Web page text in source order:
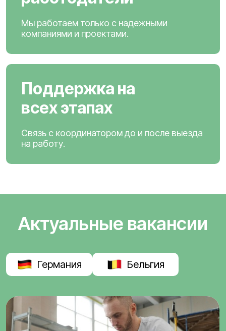
Мы работаем только с надежными
компаниями и проектами.
Поддержка на
всех этапах
Связь с координатором до и после выезда
на работу.
Актуальные вакансии
Германия Бельгия